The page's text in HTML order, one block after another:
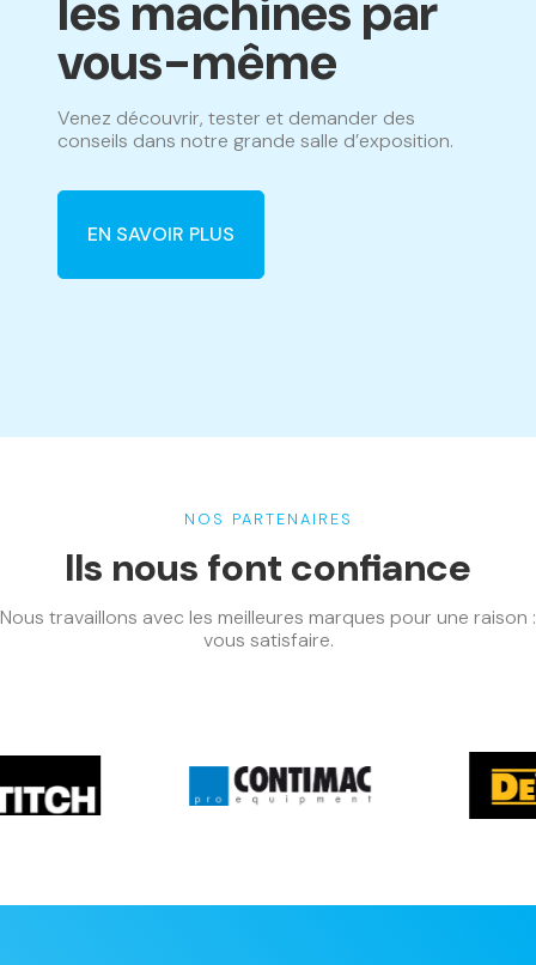
les machines par
vous-même
Venez découvrir, tester et demander des
conseils dans notre grande salle d’exposition.
EN SAVOIR PLUS
NOS PARTENAIRES
Ils nous font confiance
Nous travaillons avec les meilleures marques pour une raison :
vous satisfaire.